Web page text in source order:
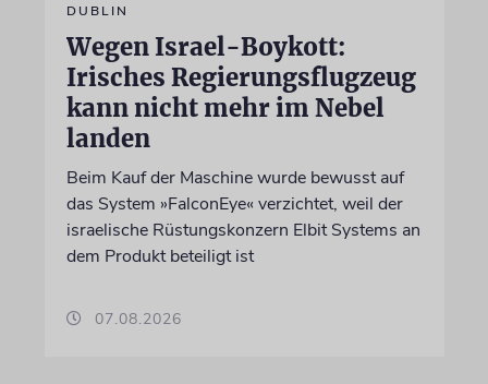
DUBLIN
Wegen Israel-Boykott:
Irisches Regierungsflugzeug
kann nicht mehr im Nebel
landen
Beim Kauf der Maschine wurde bewusst auf
das System »FalconEye« verzichtet, weil der
israelische Rüstungskonzern Elbit Systems an
dem Produkt beteiligt ist
07.08.2026